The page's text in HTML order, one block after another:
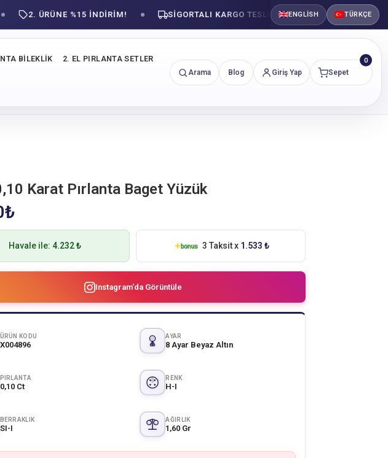
ENGLISH TÜRKÇE
2. ÜRÜNE %15 İNDİRİM! SIGORTALI KARGO TESLIMATI GÜVENLI
BILEKLIK 2. EL PIRLANTA SETLER
Arama Blog Giriş Yap Sepet
0
Karat Pırlanta Baget Yüzük
₺
Havale ile: 4.232 ₺ 3 Taksit x 1.533 ₺
Instagram'da Görüntüle
ÜRÜN KODU
X004896
AYAR
8 Ayar Beyaz Altın
PIRLANTA
0,10 Ct
RENK
H-I
BERRAKLIK
SI-I
AĞIRLIK
1,60 Gr